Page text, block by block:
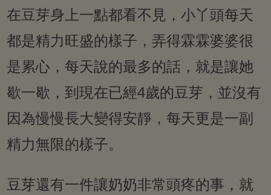
在豆芽身上一點都看不見，小丫頭每天
都是精力旺盛的樣子，弄得霖霖婆婆很
是累心，每天說的最多的話，就是讓她
歇一歇，到現在已經4歲的豆芽，並沒有
因為慢慢長大變得安靜，每天更是一副
精力無限的樣子。
豆芽還有一件讓奶奶非常頭疼的事，就